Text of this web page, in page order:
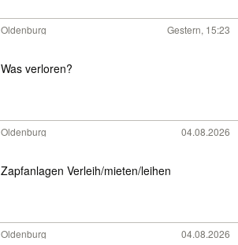
Oldenburg Gestern, 15:23
Was verloren?
Oldenburg 04.08.2026
Zapfanlagen Verleih/mieten/leihen
Oldenburg 04.08.2026